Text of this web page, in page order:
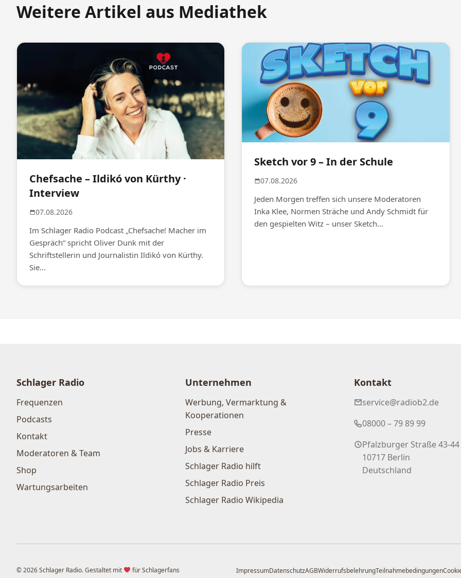
Weitere Artikel aus Mediathek
Chefsache – Ildikó von Kürthy ·
Interview
07.08.2026
Im Schlager Radio Podcast „Chefsache! Macher im
Gespräch“ spricht Oliver Dunk mit der
Schriftstellerin und Journalistin Ildikó von Kürthy.
Sie...
Sketch vor 9 – In der Schule
07.08.2026
Jeden Morgen treffen sich unsere Moderatoren
Inka Klee, Normen Sträche und Andy Schmidt für
den gespielten Witz – unser Sketch...
Schlager Radio
Frequenzen
Podcasts
Kontakt
Moderatoren & Team
Shop
Wartungsarbeiten
Unternehmen
Werbung, Vermarktung &
Kooperationen
Presse
Jobs & Karriere
Schlager Radio hilft
Schlager Radio Preis
Schlager Radio Wikipedia
Kontakt
service@radiob2.de
08000 – 79 89 99
Pfalzburger Straße 43-44
10717 Berlin
Deutschland
© 2026 Schlager Radio. Gestaltet mit für Schlagerfans ImpressumDatenschutzAGBWiderrufsbelehrungTeilnahmebedingungen